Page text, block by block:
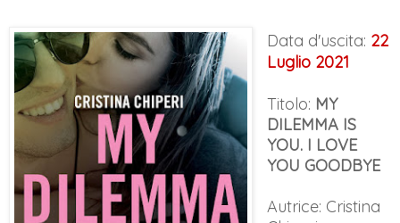
Data d'uscita: 22
Luglio 2021
Titolo: MY
DILEMMA IS
YOU. I LOVE
YOU GOODBYE
Autrice: Cristina